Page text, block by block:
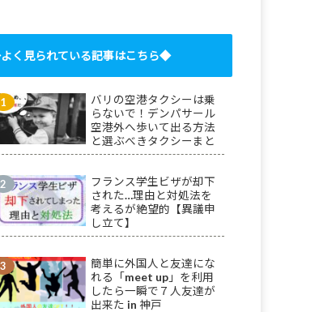
く見られている記事はこちら◆
バリの空港タクシーは乗
らないで！デンパサール
空港外へ歩いて出る方法
と選ぶべきタクシーまと
め
フランス学生ビザが却下
された…理由と対処法を
考えるが絶望的【異議申
し立て】
簡単に外国人と友達にな
れる「meet up」を利用
したら一瞬で７人友達が
出来た in 神戸